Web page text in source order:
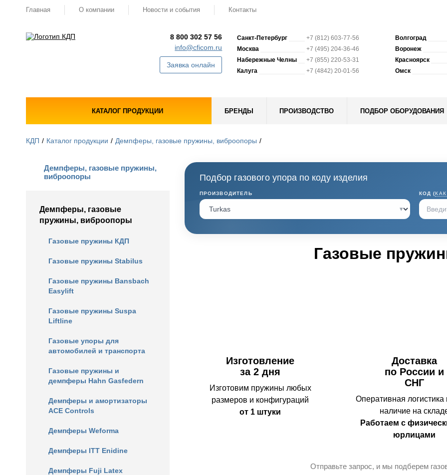
Главная О компании Новости и события Контакты
8 800 302 57 56
info@cficom.ru
Заявка онлайн
Санкт-Петербург
+7 (812) 603-77-56
Москва
+7 (495) 204-36-46
Набережные Челны
+7 (855) 220-53-31
Калуга
+7 (4842) 20-01-56
Волгоград
Воронеж
Красноярск
Омск
КАТАЛОГ ПРОДУКЦИИ БРЕНДЫ ПРОИЗВОДСТВО ПОДБОР ОБОРУДОВАНИЯ
КДП Каталог продукции Демпферы, газовые пружины, виброопоры
Демпферы, газовые пружины,
виброопоры
Демпферы, газовые
пружины, виброопоры
Газовые пружины КДП
Газовые пружины Stabilus
Газовые пружины Bansbach
Easylift
Газовые пружины Suspa
Liftline
Газовые упоры для
автомобилей и транспорта
Газовые пружины и
демпферы Hahn Gasfedern
Демпферы и амортизаторы
ACE Controls
Демпферы Weforma
Демпферы ITT Enidine
Демпферы Fuji Latex
Подбор газового упора по коду изделия
ПРОИЗВОДИТЕЛЬ
▾
КОД (
Газовые
Изготовление
за 2 дня
Изготовим пружины любых
размеров и конфигураций
от 1 штуки
Доставка
по России и
СНГ
Оперативная логистика
наличие на
Работаем с
юрлицами
Отправьте запрос, и мы подберем